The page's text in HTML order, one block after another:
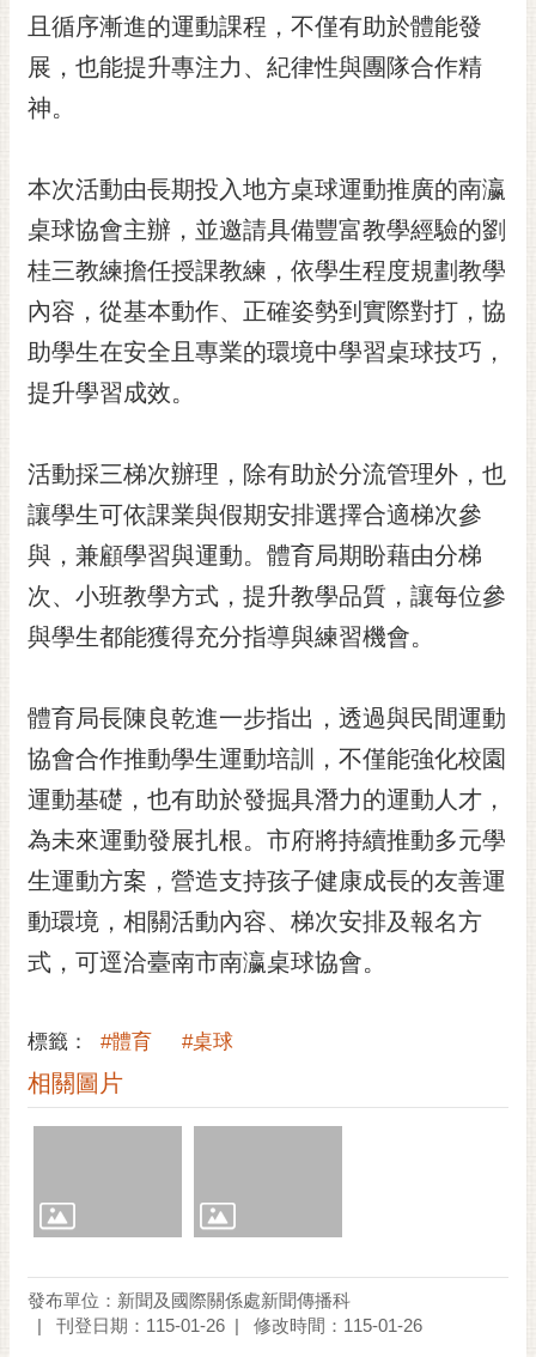
桐
花
祭
網
導
覽
訂
閱
RSS
訂
閱
電
報
市
民
信
箱
English
本
語
隱
私
權
及
安
全
政
網
站
資
料
市
府
交
且循序漸進的運動課程，不僅有助於體能發
展，也能提升專注力、紀律性與團隊合作精
神。
本次活動由長期投入地方桌球運動推廣的南瀛
桌球協會主辦，並邀請具備豐富教學經驗的劉
桂三教練擔任授課教練，依學生程度規劃教學
內容，從基本動作、正確姿勢到實際對打，協
助學生在安全且專業的環境中學習桌球技巧，
提升學習成效。
活動採三梯次辦理，除有助於分流管理外，也
讓學生可依課業與假期安排選擇合適梯次參
與，兼顧學習與運動。體育局期盼藉由分梯
次、小班教學方式，提升教學品質，讓每位參
與學生都能獲得充分指導與練習機會。
體育局長陳良乾進一步指出，透過與民間運動
協會合作推動學生運動培訓，不僅能強化校園
運動基礎，也有助於發掘具潛力的運動人才，
為未來運動發展扎根。市府將持續推動多元學
生運動方案，營造支持孩子健康成長的友善運
動環境，相關活動內容、梯次安排及報名方
式，可逕洽臺南市南瀛桌球協會。
標籤： #體育 #桌球
相關圖片
發布單位：新聞及國際關係處新聞傳播科
刊登日期：115-01-26
修改時間：115-01-26